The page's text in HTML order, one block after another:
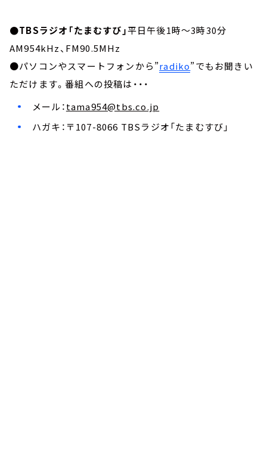
●TBSラジオ「たまむすび」平日午後1時～3時30分
AM954kHz、FM90.5MHz
●パソコンやスマートフォンから”radiko”でもお聞きい
ただけます。番組への投稿は・・・
メール：tama954@tbs.co.jp
ハガキ：〒107-8066 TBSラジオ「たまむすび」